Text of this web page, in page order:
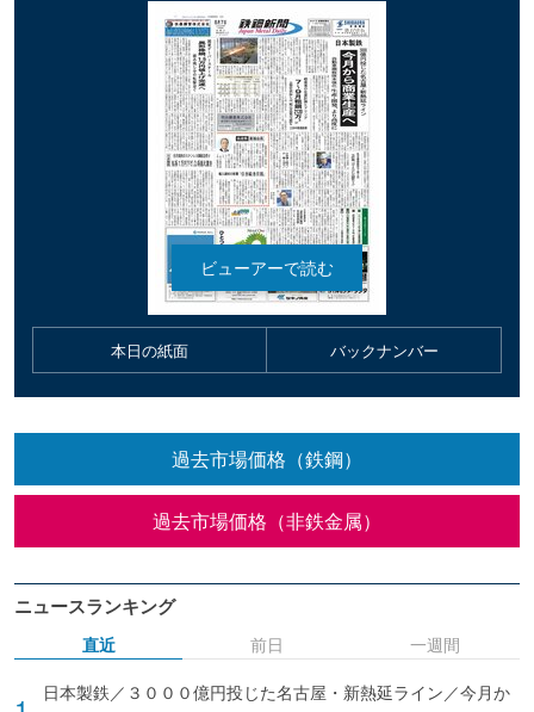
本日の紙面 バックナンバー
過去市場価格（鉄鋼）
過去市場価格（非鉄金属）
ニュースランキング
直近
日本製鉄／３０００億円投じた名古屋・新熱延ライン／今月か
前日 一週間